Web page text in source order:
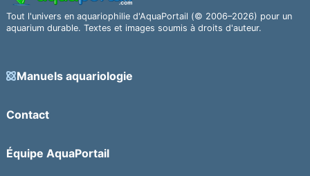
Tout l'univers en aquariophilie d'AquaPortail (© 2006–2026) pour un
aquarium durable. Textes et images soumis à droits d'auteur.
Manuels aquariologie
Contact
Équipe AquaPortail